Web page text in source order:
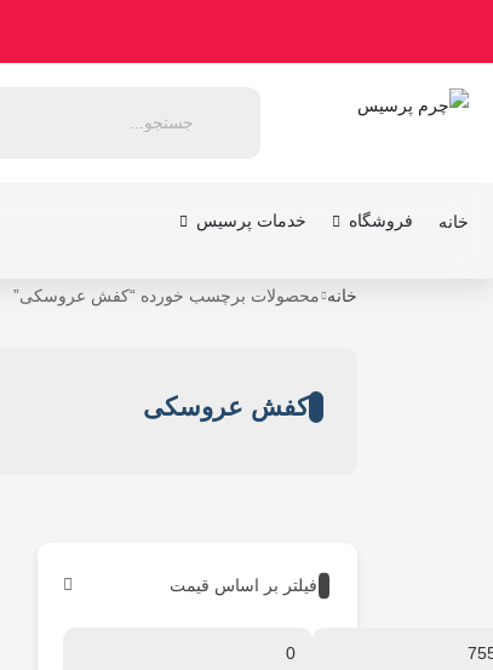
خانه فروشگاه خدمات پرسیس
خانه محصولات برچسب خورده “کفش عروسکی”
کفش عروسکی
فیلتر بر اساس قیمت